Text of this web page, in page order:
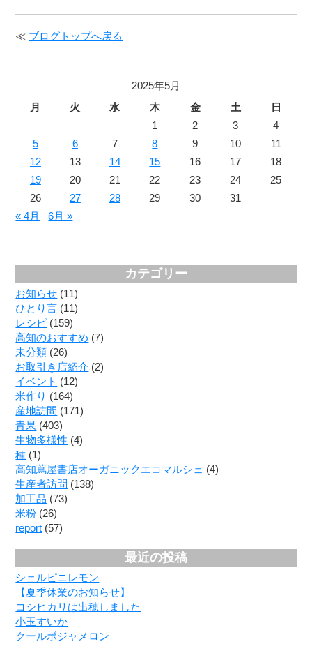
≪ ブログトップへ戻る
2025年5月
月
火 水 木 金 土
日
1
2 3
4
5
6 7 8 9 10
11
12
13 14 15 16 17
18
19
20 21 22 23 24
25
26
27 28 29 30
31
« 4月
6月 »
カテゴリー
お知らせ (11)
ひとり言 (11)
レシピ (159)
高知のおすすめ (7)
未分類 (26)
お取引き店紹介 (2)
イベント (12)
米作り (164)
産地訪問 (171)
青果 (403)
生物多様性 (4)
種 (1)
高知蔦屋書店オーガニックエコマルシェ (4)
生産者訪問 (138)
加工品 (73)
米粉 (26)
report (57)
最近の投稿
シェルピニレモン
【夏季休業のお知らせ】
コシヒカリは出穂しました
小玉すいか
クールボジャメロン